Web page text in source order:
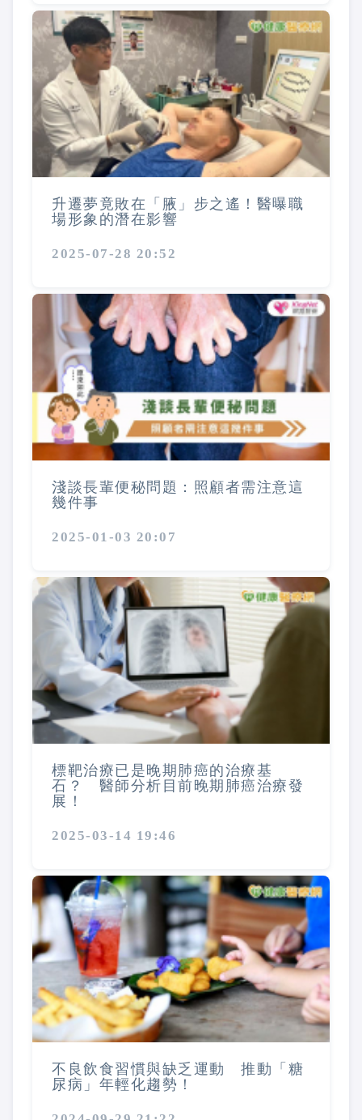
升遷夢竟敗在「腋」步之遙！醫曝職
場形象的潛在影響
2025-07-28 20:52
淺談長輩便秘問題：照顧者需注意這
幾件事
2025-01-03 20:07
標靶治療已是晚期肺癌的治療基
石？ 醫師分析目前晚期肺癌治療發
展！
2025-03-14 19:46
不良飲食習慣與缺乏運動 推動「糖
尿病」年輕化趨勢！